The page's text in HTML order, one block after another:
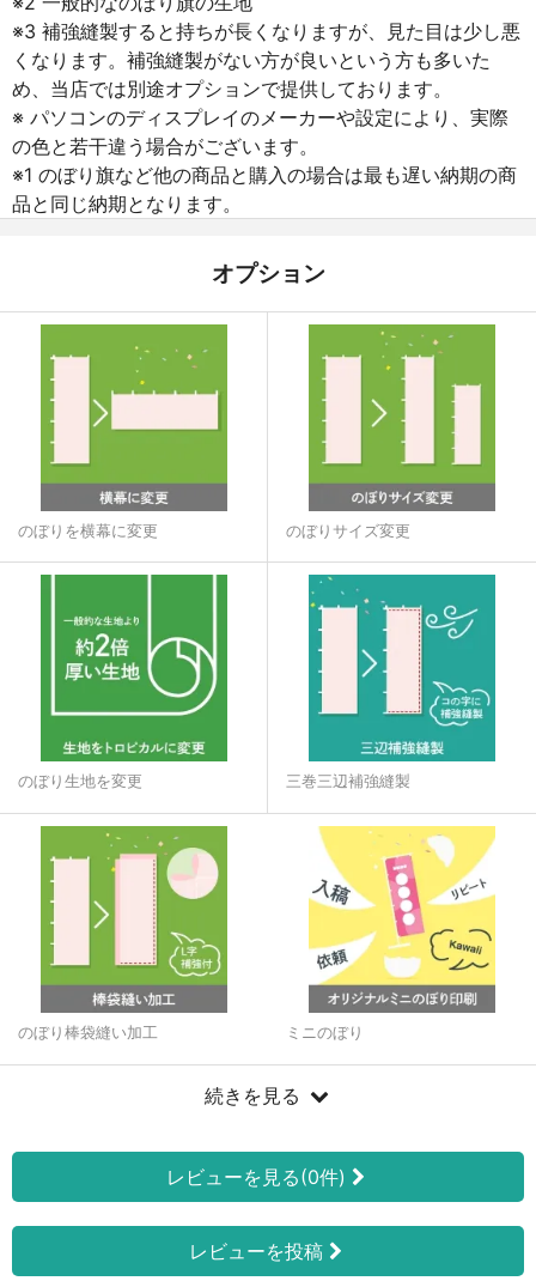
※3 補強縫製すると持ちが長くなりますが、見た目は少し悪
くなります。補強縫製がない方が良いという方も多いた
め、当店では別途オプションで提供しております。
※ パソコンのディスプレイのメーカーや設定により、実際
の色と若干違う場合がございます。
※1 のぼり旗など他の商品と購入の場合は最も遅い納期の商
品と同じ納期となります。
オプション
のぼりを横幕に変更 のぼりサイズ変更
のぼり生地を変更 三巻三辺補強縫製
のぼり棒袋縫い加工 ミニのぼり
続きを見る
レビューを見る(0件)
レビューを投稿